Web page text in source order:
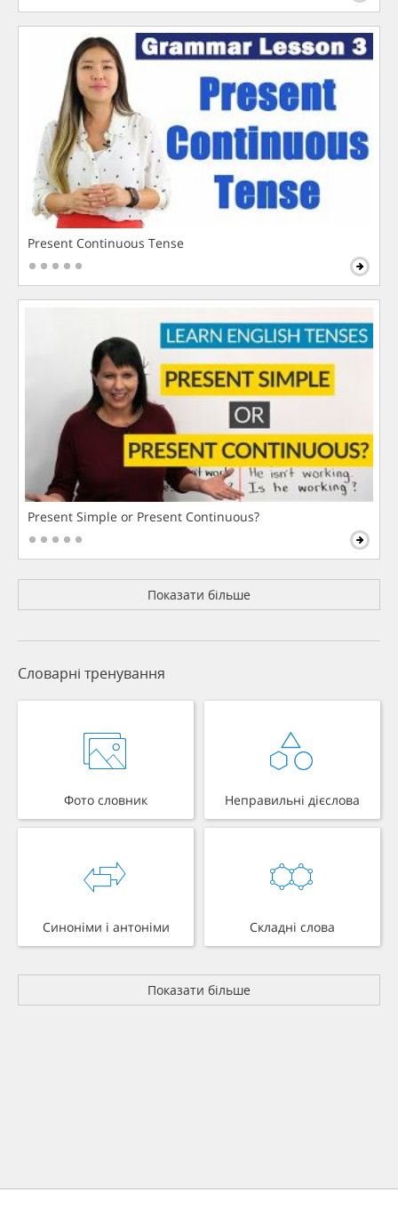
Present Continuous Tense
Present Simple or Present Continuous?
Показати більше
Словарні тренування
Фото словник Неправильні дієслова
Синоніми і антоніми Складні слова
Показати більше